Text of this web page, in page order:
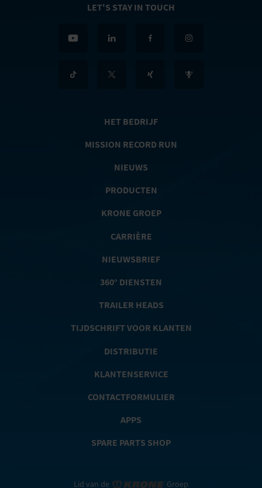
LET'S STAY IN TOUCH
HET BEDRIJF
MISSION RECORD RUN
NIEUWS
PRODUCTEN
KRONE GROEP
CARRIÈRE
NIEUWSBRIEF
360° DIENSTEN
TRAILER HEADS
TIJDSCHRIFT VOOR KLANTEN
DISTRIBUTIE
KLANTENSERVICE
CONTACTFORMULIER
APPS
SPARE PARTS SHOP
Lid van de Groep